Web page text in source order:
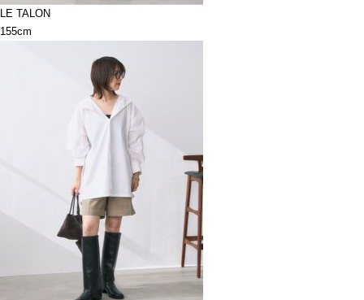
LE TALON
155cm